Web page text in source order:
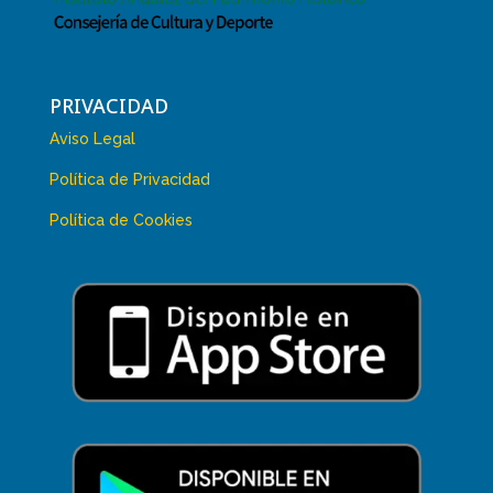
PRIVACIDAD
Aviso Legal
Política de Privacidad
Política de Cookies